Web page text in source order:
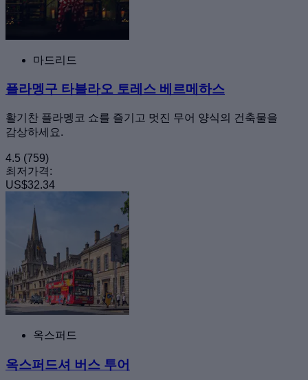
마드리드
플라멩구 타블라오 토레스 베르메하스
활기찬 플라멩코 쇼를 즐기고 멋진 무어 양식의 건축물을
감상하세요.
4.5 (759)
최저가격:
US$32.34
옥스퍼드
옥스퍼드셔 버스 투어